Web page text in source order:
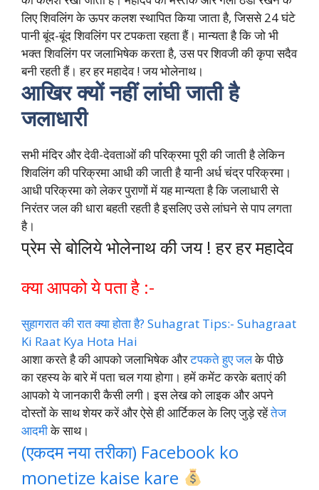
लिए शिवलिंग के ऊपर कलश स्थापित किया जाता है, जिससे 24 घंटे
पानी बूंद-बूंद शिवलिंग पर टपकता रहता हैं। मान्यता है कि जो भी
भक्त शिवलिंग पर जलाभिषेक करता है, उस पर शिवजी की कृपा सदैव
बनी रहती हैं। हर हर महादेव ! जय भोलेनाथ।
आखिर क्यों नहीं लांघी जाती है
जलाधारी
सभी मंदिर और देवी-देवताओं की परिक्रमा पूरी की जाती है लेकिन
शिवलिंग की परिक्रमा आधी की जाती है यानी अर्ध चंद्र परिक्रमा।
आधी परिक्रमा को लेकर पुराणों में यह मान्यता है कि जलाधारी से
निरंतर जल की धारा बहती रहती है इसलिए उसे लांघने से पाप लगता
है।
प्रेम से बोलिये भोलेनाथ की जय ! हर हर महादेव
क्या आपको ये पता है :-
सुहागरात की रात क्या होता है? Suhagrat Tips:- Suhagraat
Ki Raat Kya Hota Hai
आशा करते है की आपको जलाभिषेक औरटपकते हुए जलके पीछे
का रहस्य के बारे में पता चल गया होगा। हमें कमेंट करके बताएं की
आपको ये जानकारी कैसी लगी। इस लेख को लाइक और अपने
दोस्तों के साथ शेयर करें और ऐसे ही आर्टिकल के लिए जुड़े रहेंतेज
आदमीके साथ।
(एकदम नया तरीका) Facebook ko
monetize kaise kare